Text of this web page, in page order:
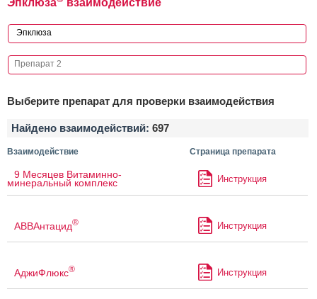
Выберите препарат для проверки взаимодействия
Найдено взаимодействий: 697
Взаимодействие Страница препарата
9 Месяцев Витаминно-
минеральный комплекс Инструкция
АВВАнтацид® Инструкция
АджиФлюкс® Инструкция